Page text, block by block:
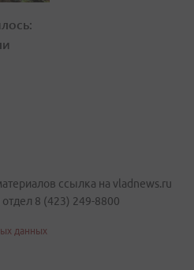
ссылка на vladnews.ru
8 (423) 249-8800
данных